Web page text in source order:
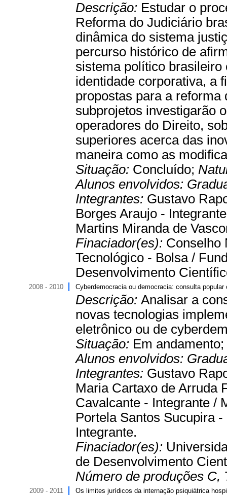
Descrição: Estudar o
Reforma do Judiciário
dinâmica do sistema
percurso histórico de
sistema político brasileiro
identidade corporativa, a
propostas para a reforma
subprojetos investigarão
operadores do Direito,
superiores acerca das
maneira como as
Situação: Concluído;
Alunos envolvidos:
Integrantes: Gustavo
Borges Araujo -
Martins Miranda de
Finaciador(es): Conselho
Tecnológico - Bolsa /
Desenvolvimento
2008 - 2010 Cyberdemocracia ou democracia: consulta
Descrição: Analisar a
novas tecnologias
eletrônico ou de
Situação: Em andamento;
Alunos envolvidos:
Integrantes: Gustavo
Maria Cartaxo de Arruda
Cavalcante - Integrante /
Portela Santos Sucupira
Integrante.
Finaciador(es):
de Desenvolvimento
Número de produções C,
2009 - 2011 Os limites jurídicos da internação psiquiátrica